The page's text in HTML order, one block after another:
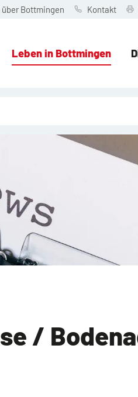
über Bottmingen Kontakt
Leben in Bottmingen
/